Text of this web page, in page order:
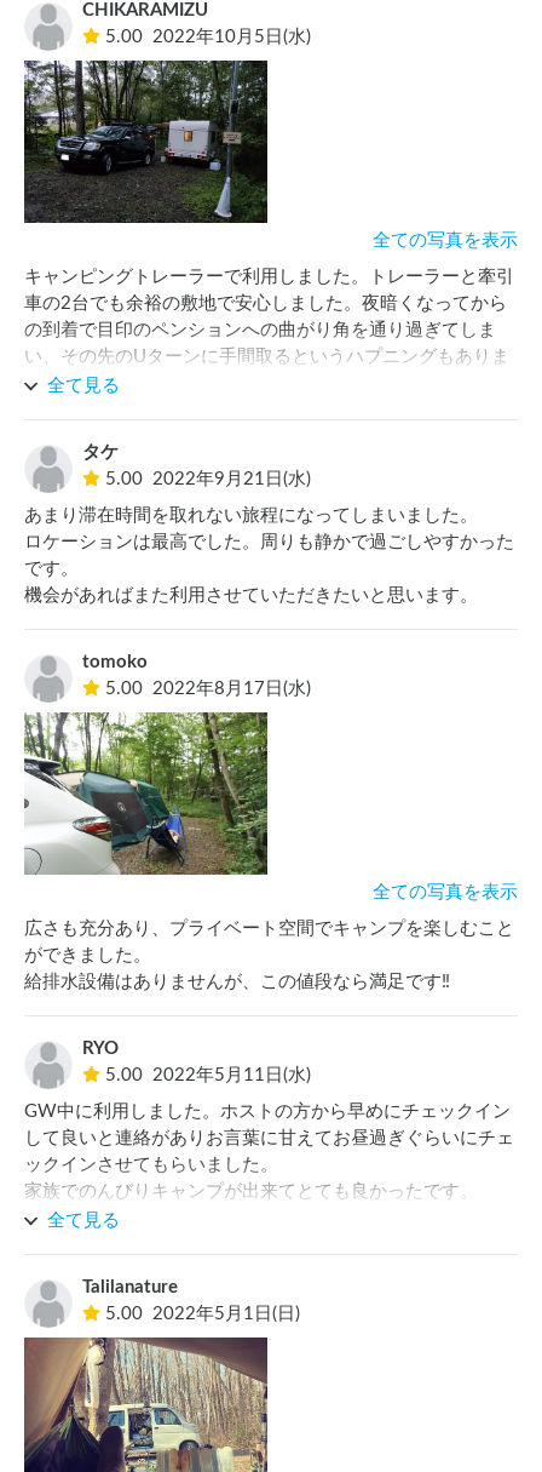
コミュニティ広場トイレは使えないなら記載しないで下さ
い。
後…せめて水場があると危なくないかもです。焚き火をして
あるだけの落ち葉があるとこれからの季節かなり気をつけな
いと火事になります。
ソロキャンプや大人のキャンプをやるには最高だと思いまし
CHIKARAMIZU
5.00 2022年10月5日(水)
全ての写真を表示
キャンピングトレーラーで利用しました。トレーラーと牽引
車の2台でも余裕の敷地で安心しました。夜暗くなってから
の到着で目印のペンションへの曲がり角を通り過ぎてしま
い、その先のUターンに手間取るというハプニングもありま
したが現地は広くて車の配置も余裕で助かりました。
のキャンプ？って気を使うのではと思っていましたが周りか
らは適度に視界が遮られていて本当にリラックスして時間を
過ごすことができました。
近くの水くみができる公園や日帰り温泉、スーパーマーケッ
トなどのインフラの把握もできましたのでぜひまた利用させ
ていただきたいと思っております。
全て見る
タケ
5.00 2022年9月21日(水)
あまり滞在時間を取れない旅程になってしまいました。
ロケーションは最高でした。周りも静かで過ごしやすかった
です。
機会があればまた利用させていただきたいと思います。
tomoko
5.00 2022年8月17日(水)
全ての写真を表示
広さも充分あり、プライベート空間でキャンプを楽しむこと
ができました。
給排水設備はありませんが、この値段なら満足です‼︎
RYO
5.00 2022年5月11日(水)
GW中に利用しました。ホストの方から早めにチェックイン
して良いと連絡がありお言葉に甘えてお昼過ぎぐらいにチェ
ックインさせてもらいました。
家族でのんびりキャンプが出来てとても良かったです。
那須も良かったですが軽井沢もオススメです！
全て見る
Talilanature
5.00 2022年5月1日(日)